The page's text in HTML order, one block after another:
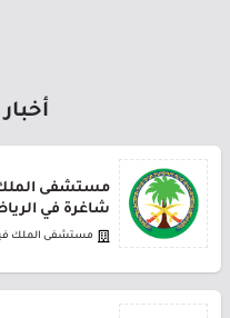
مستشفى
شاغرة في
مستشفى الملك